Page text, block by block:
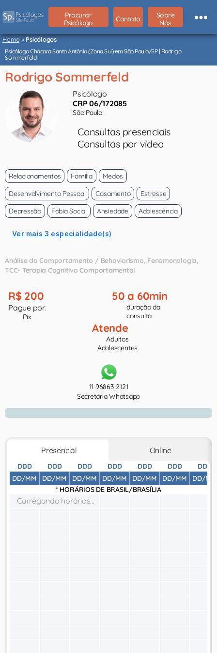
São
Paulo
Procurar
Psicólogo
Contato
Sobre
Nós
Home»Psicólogos
Psicólogo Chácara Santo Antônio (Zona Sul) em São Paulo/SP | Rodrigo
Sommerfeld
Rodrigo Sommerfeld
Psicólogo
CRP 06/172085
São Paulo
Consultas presenciais
Consultas por vídeo
Relacionamentos Família
Medos
Desenvolvimento Pessoal
Casamento
Estresse
Depressão
Fobia Social Ansiedade Adolescência
Ver mais 3 especialidade(s)
Análise do Comportamento / Behaviorismo Fenomenologia
TCC- Terapia Cognitivo Comportamental
R$ 200
Pague por:
Pix
50 a 60min
duração da
consulta
Atende
Adultos
Adolescentes
11 96863-2121
Secretária Whatsapp
Presencial Online
DDD
DD/MM
DDD
DD/MM
DDD
DD/MM
DDD
DD/MM
DDD
DD/MM
DDD
DD/MM
DDD
DD/MM
* HORÁRIOS DE BRASIL/BRASÍLIA
Carregando horários...